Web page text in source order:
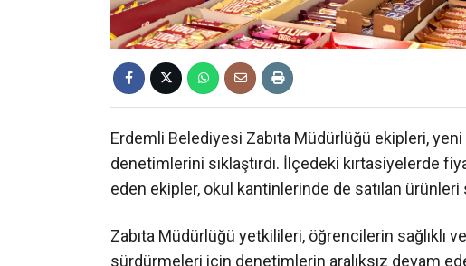
Erdemli Belediyesi Zabıta Müdürlüğü ekipleri,
denetimlerini sıklaştırdı. İlçedeki kırtasiyelerde
eden ekipler, okul kantinlerinde de satılan
Zabıta Müdürlüğü yetkilileri, öğrencilerin sağlıklı
sürdürmeleri için denetimlerin aralıksız devam